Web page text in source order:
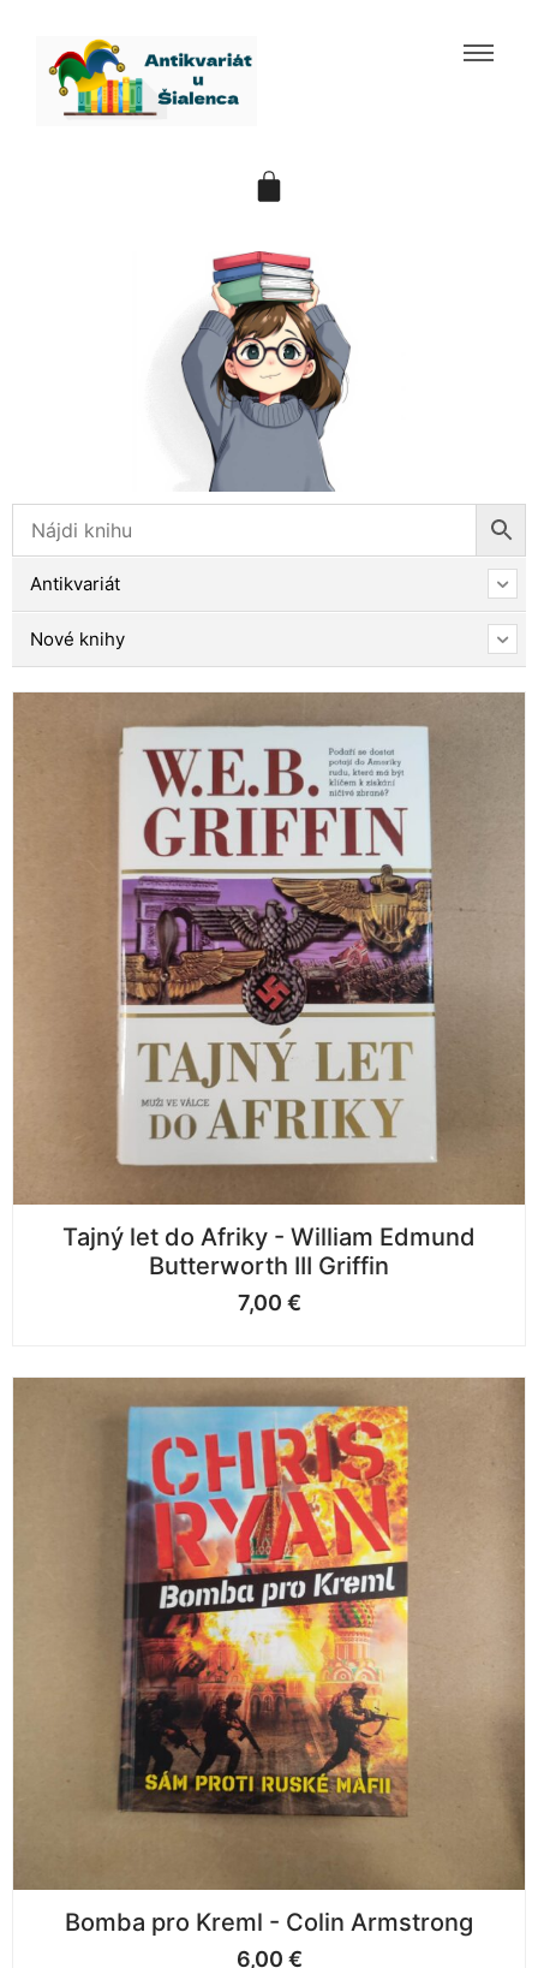
Antikvariát
Nové knihy
Tajný let do Afriky - William Edmund
Butterworth III Griffin
7,00 €
Bomba pro Kreml - Colin Armstrong
6,00 €